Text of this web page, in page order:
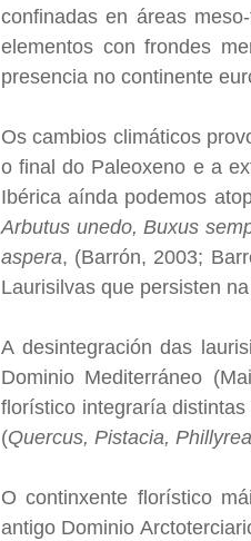
confinadas en áreas
elementos con frondes
presencia no continente
Os cambios climáticos
o final do Paleoxeno e a
Ibérica aínda podemos
Arbutus unedo, Buxus
aspera, (Barrón, 2003;
Laurisilvas que persisten
A desintegración das
Dominio Mediterráneo
florístico integraría
(Quercus, Pistacia,
O continxente florístico
antigo Dominio